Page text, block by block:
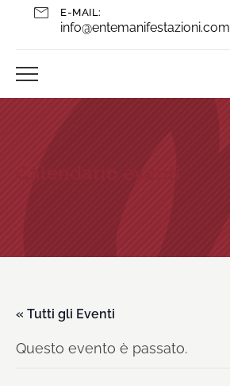
E-MAIL:
info@entemanifestazioni.com
« Tutti gli Eventi
Questo evento è passato.